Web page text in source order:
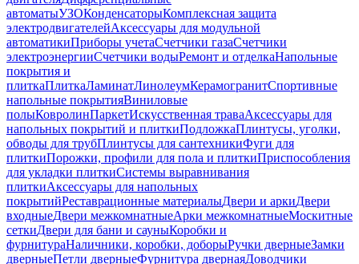
автоматыУЗОКонденсаторыКомплексная защита
электродвигателейАксессуары для модульной
автоматикиПриборы учетаСчетчики газаСчетчики
электроэнергииСчетчики водыРемонт и отделкаНапольные
покрытия и
плиткаПлиткаЛаминатЛинолеумКерамогранитСпортивные
напольные покрытияВиниловые
полыКовролинПаркетИскусственная траваАксессуары для
напольных покрытий и плиткиПодложкаПлинтусы, уголки,
обводы для трубПлинтусы для сантехникиФуги для
плиткиПорожки, профили для пола и плиткиПриспособления
для укладки плиткиСистемы выравнивания
плиткиАксессуары для напольных
покрытийРеставрационные материалыДвери и аркиДвери
входныеДвери межкомнатныеАрки межкомнатныеМоскитные
сеткиДвери для бани и сауныКоробки и
фурнитураНаличники, коробки, доборыРучки дверныеЗамки
дверныеПетли дверныеФурнитура двернаяДоводчики